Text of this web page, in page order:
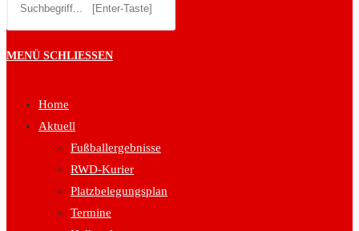
UMSCHALTEN
MENÜ SCHLIESSEN
Home
Aktuell
Fußballergebnisse
RWD-Kurier
Platzbelegungsplan
Termine